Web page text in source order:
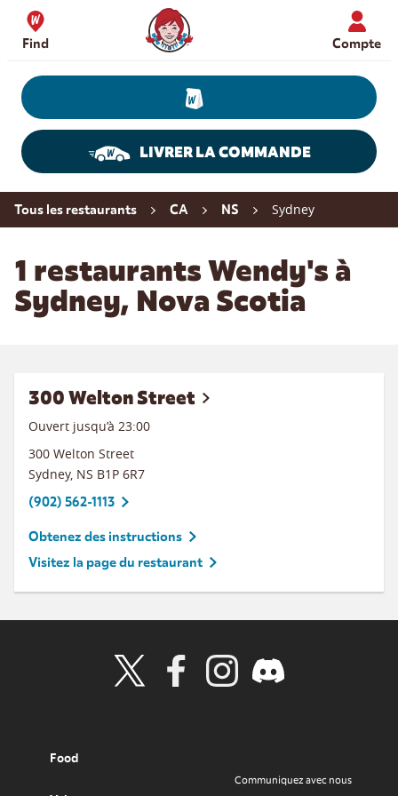
Skip to content
Find
Wendy's Website Home
Compte
LIVRER LA COMMANDE
Return to Nav
Tous les restaurants CA NS Sydney
1 restaurants Wendy's à
Sydney, Nova Scotia
300 Welton Street
Ouvert jusqu’à 23:00
300 Welton Street
Sydney, NS B1P 6R7
(902) 562-1113
Obtenez des instructions
Visitez la page du restaurant
Food
Communiquez avec nous
Visit Wendy's Twitter
Visit Wendy's Facebook
Visit Wendy's Instagram
Visit Wendy's Discord